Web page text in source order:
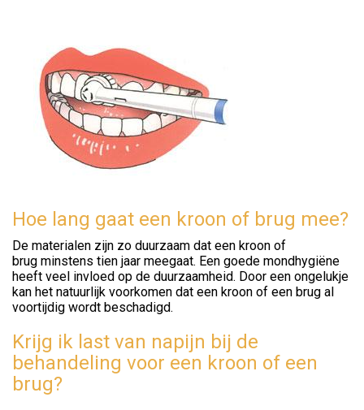
Hoe lang gaat een kroon of brug mee?
De materialen zijn zo duurzaam dat een kroon of
brug minstens tien jaar meegaat. Een goede mondhygiëne
heeft veel invloed op de duurzaamheid. Door een ongelukje
kan het natuurlijk voorkomen dat een kroon of een brug al
voortijdig wordt beschadigd.
Krijg ik last van napijn bij de
behandeling voor een kroon of een
brug?